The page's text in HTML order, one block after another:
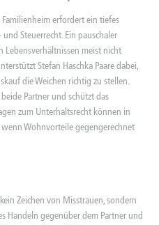
erfordert ein tiefes
Steuerrecht. Ein pauschaler
meist nicht
Stefan Haschka Paare dabei,
die Weichen richtig zu stellen.
Partner und schützt das
zum Unterhaltsrecht können in
Wohnvorteile gegengerechnet
Zeichen von Misstrauen, sondern
Handeln gegenüber dem Partner und